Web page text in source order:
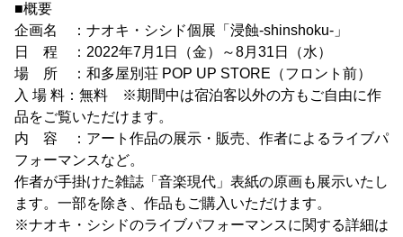
■概要
企画名 ：ナオキ・シシド個展「浸蝕-shinshoku-」
日 程 ：2022年7月1日（金）～8月31日（水）
場 所 ：和多屋別荘 POP UP STORE（フロント前）
入 場 料：無料 ※期間中は宿泊客以外の方もご自由に作
品をご覧いただけます。
内 容 ：アート作品の展示・販売、作者によるライブパ
フォーマンスなど。
作者が手掛けた雑誌「音楽現代」表紙の原画も展示いたし
ます。一部を除き、作品もご購入いただけます。
※ナオキ・シシドのライブパフォーマンスに関する詳細は